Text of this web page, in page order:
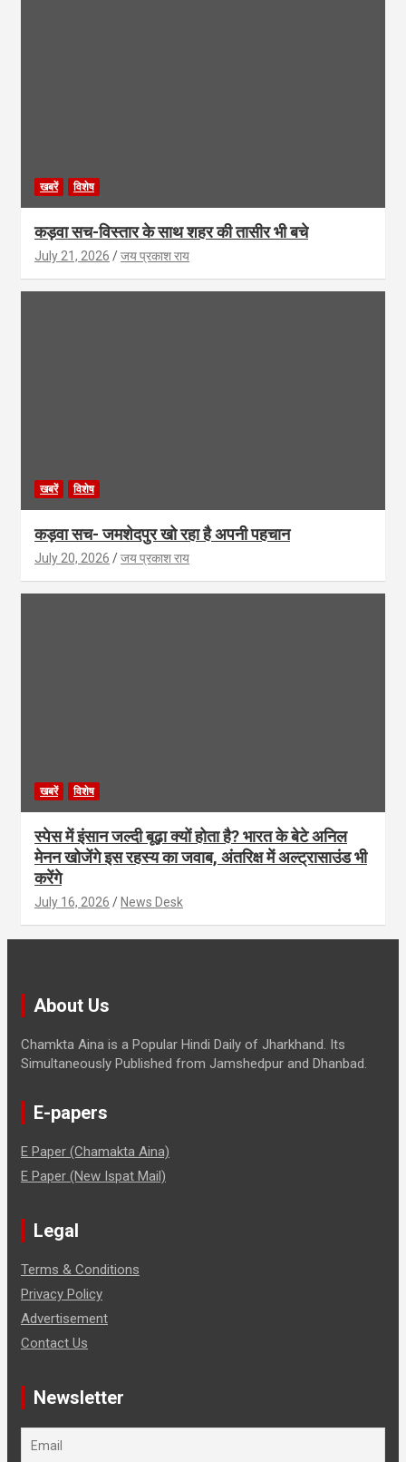
खबरें विशेष
कड़वा सच-विस्तार के साथ शहर की तासीर भी बचे
July 21, 2026 जय प्रकाश राय
खबरें विशेष
कड़वा सच- जमशेदपुर खो रहा है अपनी पहचान
July 20, 2026 जय प्रकाश राय
खबरें विशेष
स्पेस में इंसान जल्दी बूढ़ा क्यों होता है? भारत के बेटे अनिल
मेनन खोजेंगे इस रहस्य का जवाब, अंतरिक्ष में अल्ट्रासाउंड भी
करेंगे
July 16, 2026 News Desk
About Us
Chamkta Aina is a Popular Hindi Daily of Jharkhand. Its
Simultaneously Published from Jamshedpur and Dhanbad.
E-papers
E Paper (Chamakta Aina)
E Paper (New Ispat Mail)
Legal
Terms & Conditions
Privacy Policy
Advertisement
Contact Us
Newsletter